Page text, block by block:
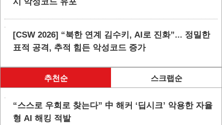
[CSW 2026] “북한 연계 김수키, AI로 진화”... 정밀한
표적 공격, 추적 힘든 악성코드 증가
추천순 스크랩순
“스스로 우회로 찾는다” 中 해커 ‘딥시크’ 악용한 자율
형 AI 해킹 적발